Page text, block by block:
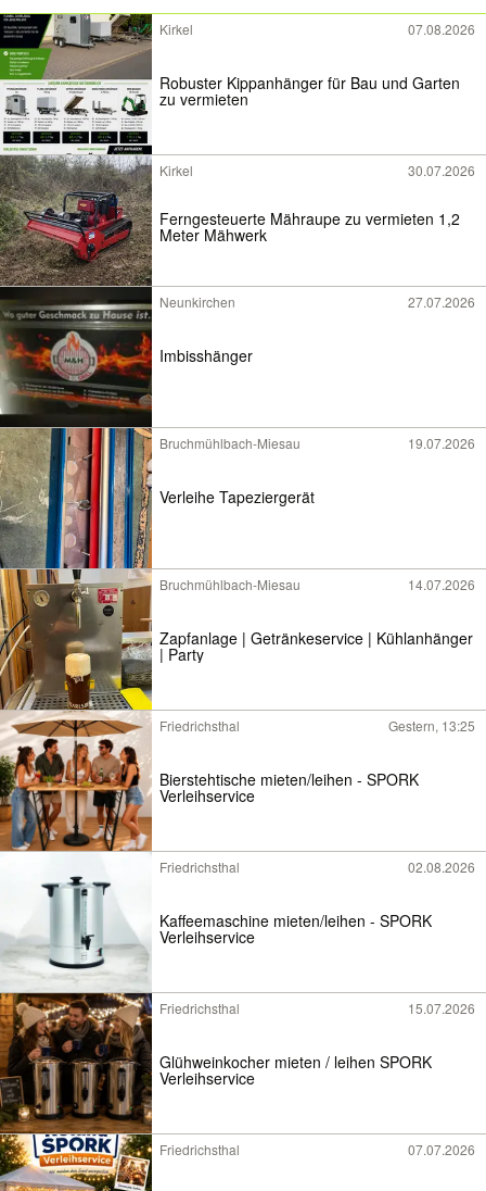
Kirkel 07.08.2026
Robuster Kippanhänger für Bau und Garten
zu vermieten
Kirkel 30.07.2026
Ferngesteuerte Mähraupe zu vermieten 1,2
Meter Mähwerk
Neunkirchen 27.07.2026
Imbisshänger
Bruchmühlbach-Miesau 19.07.2026
Verleihe Tapeziergerät
Bruchmühlbach-Miesau 14.07.2026
Zapfanlage | Getränkeservice | Kühlanhänger
| Party
Friedrichsthal Gestern, 13:25
Bierstehtische mieten/leihen - SPORK
Verleihservice
Friedrichsthal 02.08.2026
Kaffeemaschine mieten/leihen - SPORK
Verleihservice
Friedrichsthal 15.07.2026
Glühweinkocher mieten / leihen SPORK
Verleihservice
Friedrichsthal 07.07.2026